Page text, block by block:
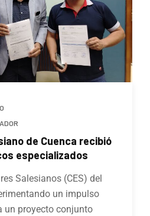
de Cuenca recibió
especializados
Salesianos (CES) del
un impulso
un proyecto conjunto